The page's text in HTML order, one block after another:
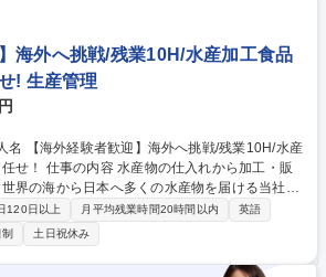
トもお任せする課長候補のポジションとなりま
リア内の、問屋・商社を通じた業務用製品の販
、大手加工食品メーカー、大手小売り、コンビ
職種 大田区【食品営業(課長
のごはん』『サトウの切り餅』
海外へ挑戦/残業10H/水産加工食品
! 生産管理
から加工・販
界の海から日本へ多くの水産物を届ける当社に
産管理指導及び実施をお任せいたします。 まず
てきたら生産管理・商品製造立上げ立会・生産
庫管理の一連の生産管理をお任せいたします。
ございますが英語力は不問です（通訳あり）。
120日以上 月平均残業時間20時間以内
英語
土日祝休み